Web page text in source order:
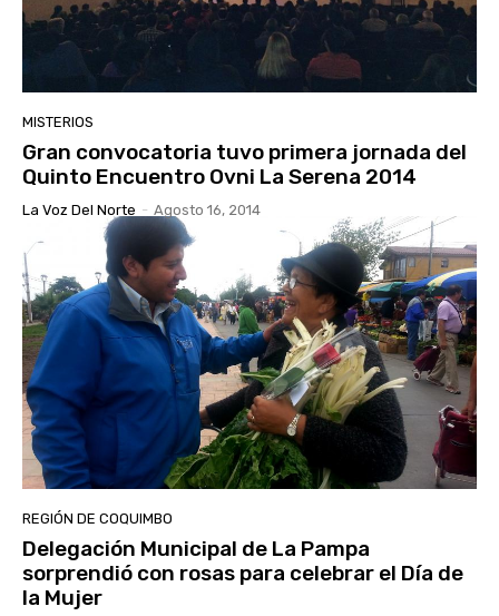
MISTERIOS
Gran convocatoria tuvo primera jornada del
Quinto Encuentro Ovni La Serena 2014
La Voz Del Norte - Agosto 16, 2014
REGIÓN DE COQUIMBO
Delegación Municipal de La Pampa
sorprendió con rosas para celebrar el Día de
la Mujer